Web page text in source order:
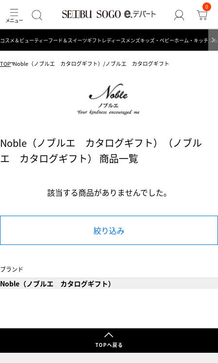
0
コスメ＆ビューティーフード＆スイーツギフト レディース メンズキッズ・ベビーホーム・キッチン
TOP Noble（ノブルエ カタログギフト）/ノブルエ カタログギフト
Noble（ノブルエ カタログギフト）（ノブル
エ カタログギフト） 商品一覧
該当する商品がありませんでした。
絞り込み
ブランド
Noble（ノブルエ カタログギフト）
TOPへ戻る